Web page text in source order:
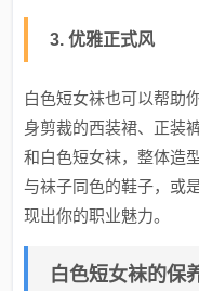
3. 优雅正式风
白色短女袜也可以帮助
身剪裁的西装裙、正装
和白色短女袜，整体造
与袜子同色的鞋子，或
现出你的职业魅力。
白色短女袜的保